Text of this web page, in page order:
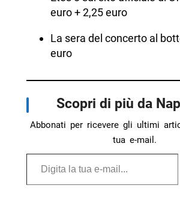
euro + 2,25 euro
La sera del concerto al
euro
Scopri di più da
Abbonati per ricevere gli ultimi
tua e-mail.
Digita la tua e-mail...